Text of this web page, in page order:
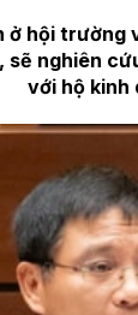
ở hội
sẽ nghiên
với hộ kinh